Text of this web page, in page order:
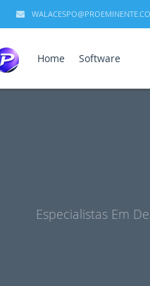
Home Software
Especialistas Em